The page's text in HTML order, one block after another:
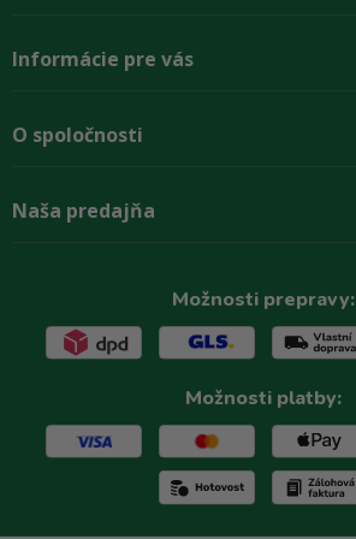
Informácie pre vás
Preprava a platba
Rady zákazníkom
O spoločnosti
O firme
Naša predajňa
Možnosti prepravy:
Možnosti platby: